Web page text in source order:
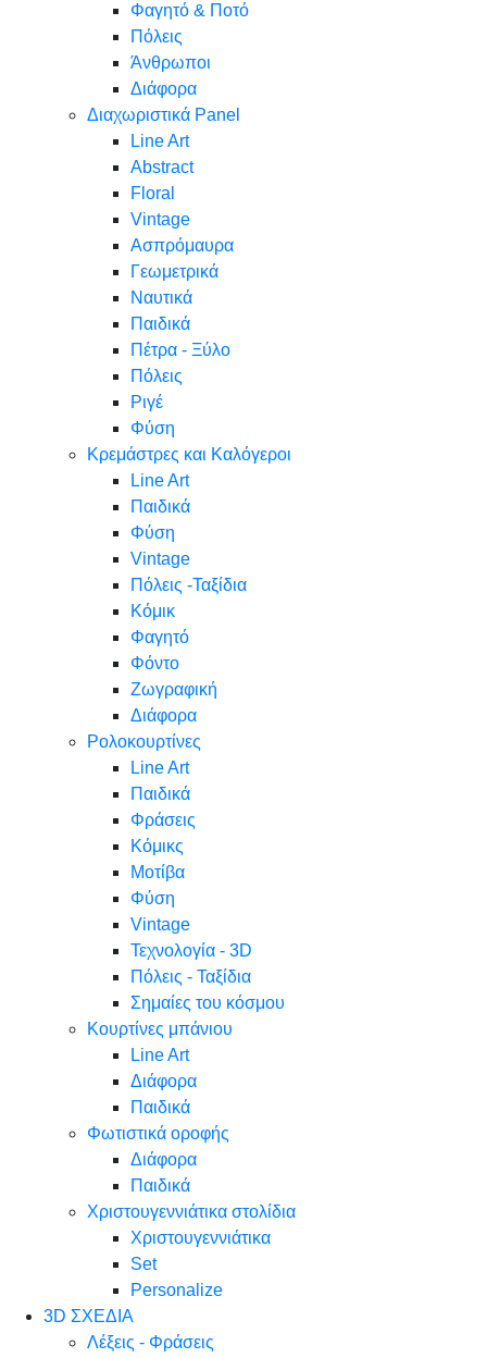
Φαγητό & Ποτό
Πόλεις
Άνθρωποι
Διάφορα
Διαχωριστικά Panel
Line Art
Abstract
Floral
Vintage
Ασπρόμαυρα
Γεωμετρικά
Ναυτικά
Παιδικά
Πέτρα - Ξύλο
Πόλεις
Ριγέ
Φύση
Κρεμάστρες και Καλόγεροι
Line Art
Παιδικά
Φύση
Vintage
Πόλεις -Ταξίδια
Κόμικ
Φαγητό
Φόντο
Ζωγραφική
Διάφορα
Ρολοκουρτίνες
Line Art
Παιδικά
Φράσεις
Κόμικς
Μοτίβα
Φύση
Vintage
Τεχνολογία - 3D
Πόλεις - Ταξίδια
Σημαίες του κόσμου
Κουρτίνες μπάνιου
Line Art
Διάφορα
Παιδικά
Φωτιστικά οροφής
Διάφορα
Παιδικά
Χριστουγεννιάτικα στολίδια
Χριστουγεννιάτικα
Set
Personalize
3D ΣΧΕΔΙΑ
Λέξεις - Φράσεις